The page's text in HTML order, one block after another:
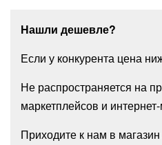
Нашли дешевле?
Если у конкурента цена
Не распространяется на
маркетплейсов и
Приходите к нам в магазин